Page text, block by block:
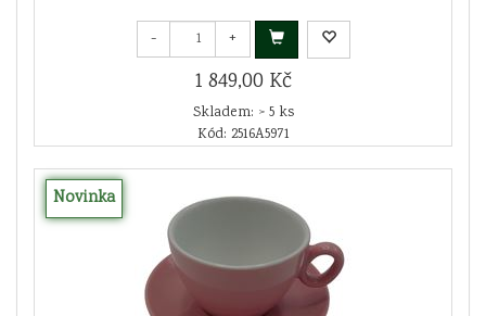
- +
1 849,00 Kč
Skladem: > 5 ks
Kód: 2516A5971
Novinka